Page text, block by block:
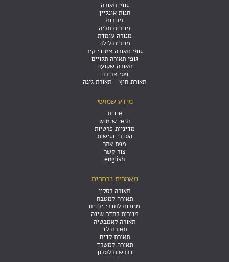
גופי תאורה
חנות אונליין
מנורות
מנורות תליה
מנורה עומדת
מנורות לילה
גופי תאורה צמודי קיר
גופי תאורה תלויים
תאורה שקועה
פסי צבירה
תאורת חוץ - תאורת גינה
מידע שמושי
אודות
תנאי שימוש
מדיניות פרטיות
הסדרי נגישות
מפת אתר
צור קשר
english
מאמרים נבחרים
תאורה לסלון
תאורה למטבח
מנורות לחדרי ילדים
מנורות לחדר שינה
תאורה לאמבטיה
תאורת לד
תאורת לדים
תאורה למשרד
נברשות לסלון